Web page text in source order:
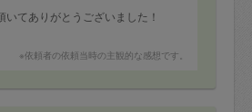
てありがとうございました！
お願いします(^^)
※依頼者の依頼当時の主観的な感想です。